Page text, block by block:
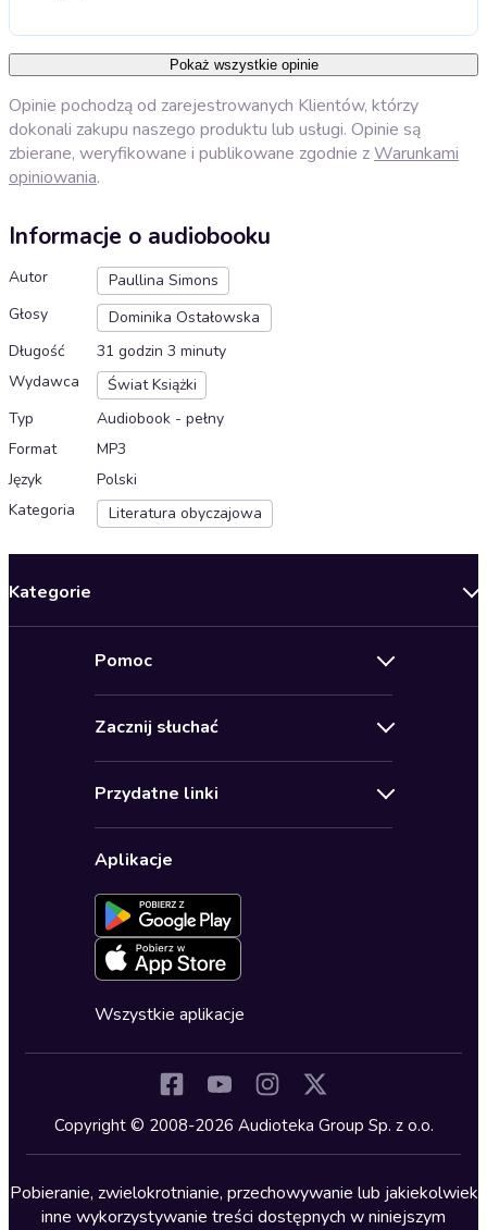
Pokaż wszystkie opinie
Opinie pochodzą od zarejestrowanych Klientów, którzy
dokonali zakupu naszego produktu lub usługi. Opinie są
zbierane, weryfikowane i publikowane zgodnie zWarunkami
opiniowania.
Informacje o audiobooku
Autor
Paullina Simons
Głosy
Dominika Ostałowska
Długość
31 godzin 3 minuty
Wydawca
Świat Książki
Typ
Audiobook - pełny
Format
MP3
Język
Polski
Kategoria
Literatura obyczajowa
Kategorie
Biznes, marketing, ekonomia
Dla młodzieży
Kryminały
Lektury szkolne
Literatura anglojęzyczna
Pomoc
Pomoc
Regulamin
Ustawienia prywatności
Formularz zgłaszania nielegalnych treści
Deklaracja dostępności
Zacznij słuchać
Karnety
Karty upominkowe
Oferta dla firm i bibliotek
Przydatne linki
Dołącz do newslettera
Blog
Zapowiedzi
Cykle audiobooków
Aplikacje
Wszystkie aplikacje
Copyright © 2008-2026 Audioteka Group Sp. z o.o.
Pobieranie, zwielokrotnianie, przechowywanie lub jakiekolwiek
inne wykorzystywanie treści dostępnych w niniejszym